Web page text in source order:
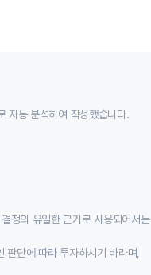
자동 분석하여 작성했습니다.
정의 유일한 근거로 사용되어서는
단에 따라 투자하시기 바라며,